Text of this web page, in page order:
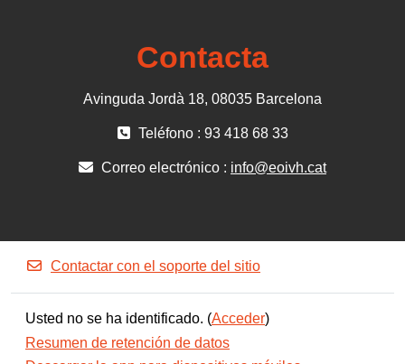
Contacta
Avinguda Jordà 18, 08035 Barcelona
Teléfono : 93 418 68 33
Correo electrónico : info@eoivh.cat
Contactar con el soporte del sitio
Usted no se ha identificado. (Acceder)
Resumen de retención de datos